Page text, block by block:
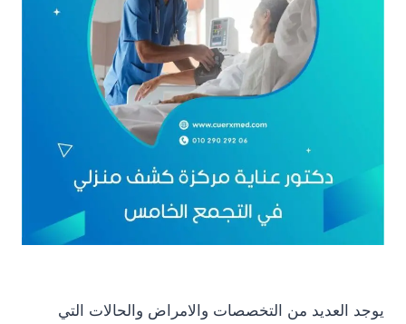
يوجد العديد من التخصصات والامراض والحالات التي